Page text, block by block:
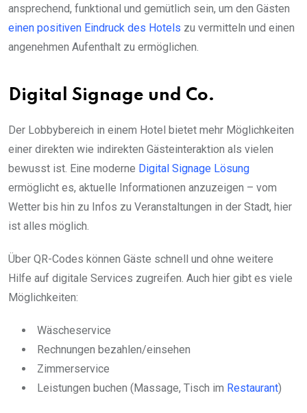
ansprechend, funktional und gemütlich sein, um den Gästen
einen positiven Eindruck des Hotels zu vermitteln und einen
angenehmen Aufenthalt zu ermöglichen.
Digital Signage und Co.
Der Lobbybereich in einem Hotel bietet mehr Möglichkeiten
einer direkten wie indirekten Gästeinteraktion als vielen
bewusst ist. Eine moderne Digital Signage Lösung
ermöglicht es, aktuelle Informationen anzuzeigen – vom
Wetter bis hin zu Infos zu Veranstaltungen in der Stadt, hier
ist alles möglich.
Über QR-Codes können Gäste schnell und ohne weitere
Hilfe auf digitale Services zugreifen. Auch hier gibt es viele
Möglichkeiten:
Wäscheservice
Rechnungen bezahlen/einsehen
Zimmerservice
Leistungen buchen (Massage, Tisch im Restaurant)